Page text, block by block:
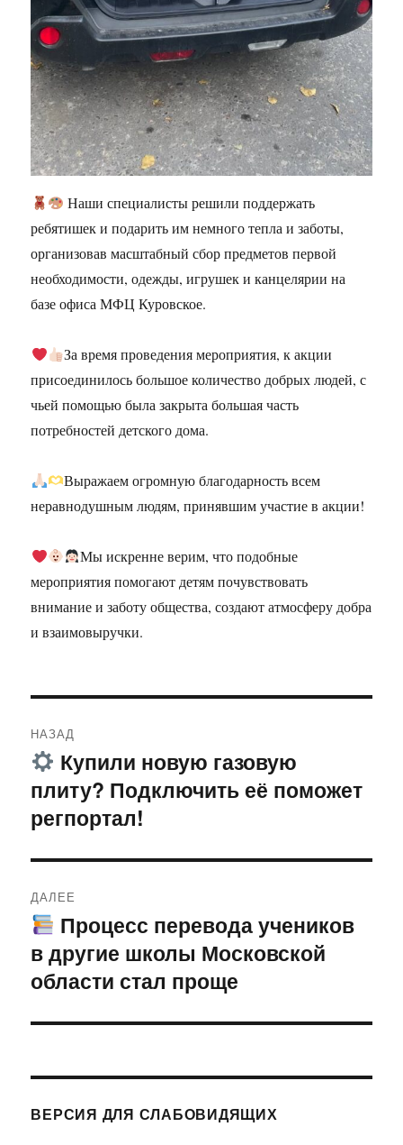
Наши специалисты решили поддержать
ребятишек и подарить им немного тепла и заботы,
организовав масштабный сбор предметов первой
необходимости, одежды, игрушек и канцелярии на
базе офиса МФЦ Куровское.
За время проведения мероприятия, к акции
присоединилось большое количество добрых людей, с
чьей помощью была закрыта большая часть
потребностей детского дома.
Выражаем огромную благодарность всем
неравнодушным людям, принявшим участие в акции!
Мы искренне верим, что подобные
мероприятия помогают детям почувствовать
внимание и заботу общества, создают атмосферу добра
и взаимовыручки.
по
записям
НАЗАД
Предыдущая
запись:
Купили новую газовую
плиту? Подключить её поможет
регпортал!
ДАЛЕЕ
Следующая
запись:
Процесс перевода учеников
в другие школы Московской
области стал проще
ВЕРСИЯ ДЛЯ СЛАБОВИДЯЩИХ